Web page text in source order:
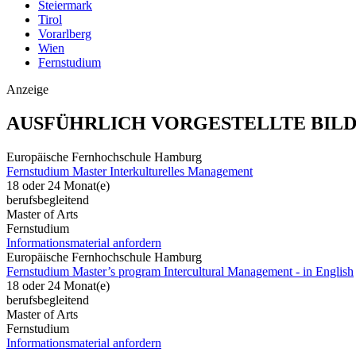
Steiermark
Tirol
Vorarlberg
Wien
Fernstudium
Anzeige
AUSFÜHRLICH VORGESTELLTE
Europäische Fernhochschule Hamburg
Fernstudium Master Interkulturelles Management
18 oder 24 Monat(e)
berufsbegleitend
Master of Arts
Fernstudium
Informationsmaterial anfordern
Europäische Fernhochschule Hamburg
Fernstudium Master’s program Intercultural Management - in English
18 oder 24 Monat(e)
berufsbegleitend
Master of Arts
Fernstudium
Informationsmaterial anfordern